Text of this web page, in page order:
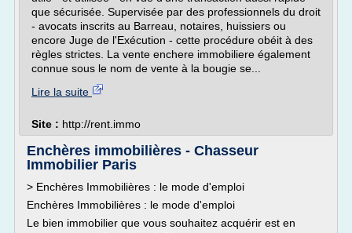
que sécurisée. Supervisée par des professionnels du droit
- avocats inscrits au Barreau, notaires, huissiers ou
encore Juge de l'Exécution - cette procédure obéit à des
règles strictes. La vente enchere immobiliere également
connue sous le nom de vente à la bougie se...
Lire la suite
Site : http://rent.immo
Enchères immobilières - Chasseur
Immobilier Paris
> Enchères Immobilières : le mode d'emploi
Enchères Immobilières : le mode d'emploi
Le bien immobilier que vous souhaitez acquérir est en